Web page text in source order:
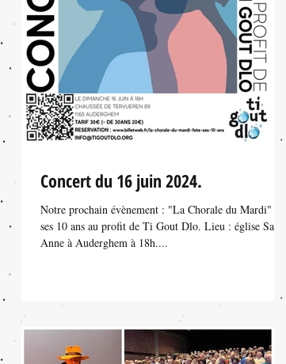
Concert du 16 juin 2024.
Notre prochain évènement : "La Chorale du Mardi"
ses 10 ans au profit de Ti Gout Dlo. Lieu : église
Anne à Auderghem à 18h....